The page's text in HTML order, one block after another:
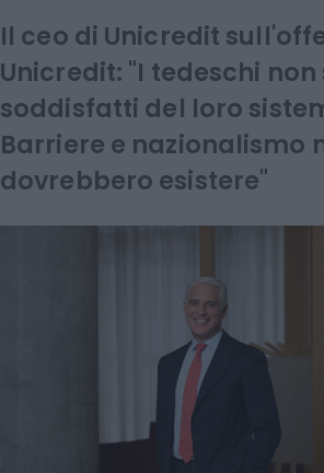
Il ceo di Unicredit
Unicredit: "I tedeschi non
soddisfatti del loro
Barriere e nazionalismo
dovrebbero esistere"